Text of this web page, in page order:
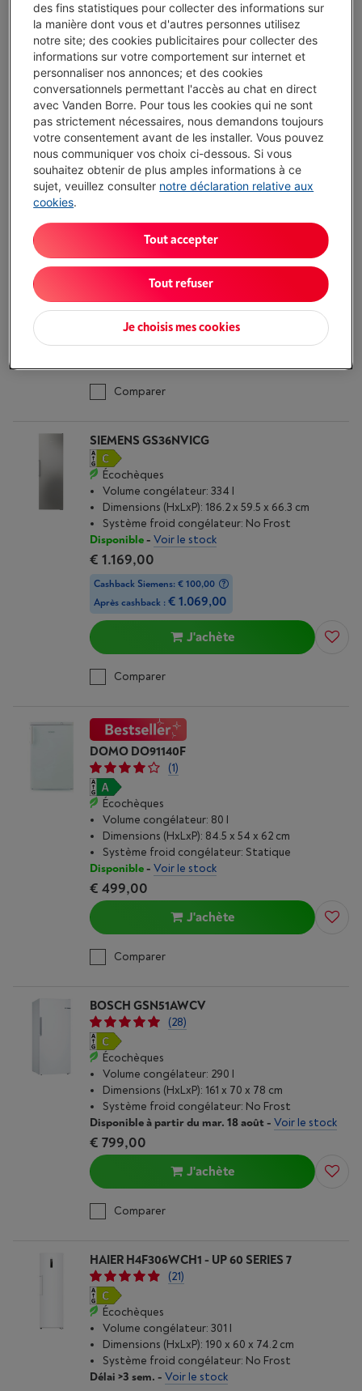
Volume congélateur: 168 l
Dimensions (HxLxP): 142.6 x 54.4 x 57.1 cm
Système froid congélateur: Statique
Disponible-Voir le stock
€ 299,00
J'achète
Comparer
Volume congélateur: 177 l
Dimensions (HxLxP): 145.7 x 54 x 57.5 cm
Système froid congélateur: No Frost
Délai >3 sem.-Voir le stock
€ 499,00
Comparer
SIEMENS GS36NVICG
Écochèques
Volume congélateur: 334 l
Dimensions (HxLxP): 186.2 x 59.5 x 66.3 cm
Système froid congélateur: No Frost
Disponible- Voir le stock
€ 1.169,00
Cashback Siemens: € 100,00
Après cashback : € 1.069,00
J'achète
Comparer
DOMO DO91140F
(1)
Écochèques
Volume congélateur: 80 l
Dimensions (HxLxP): 84.5 x 54 x 62 cm
Système froid congélateur: Statique
Disponible- Voir le stock
€ 499,00
J'achète
Comparer
BOSCH GSN51AWCV
(28)
Écochèques
Volume congélateur: 290 l
Dimensions (HxLxP): 161 x 70 x 78 cm
Système froid congélateur: No Frost
Disponible à partir du mar. 18 août- Voir le stock
€ 799,00
J'achète
Comparer
HAIER H4F306WCH1 - UP 60 SERIES 7
(21)
Écochèques
Volume congélateur: 301 l
Dimensions (HxLxP): 190 x 60 x 74.2 cm
Système froid congélateur: No Frost
Délai >3 sem. - Voir le stock
des fins statistiques pour collecter des informations sur
la manière dont vous et d'autres personnes utilisez
notre site; des cookies publicitaires pour collecter des
informations sur votre comportement sur internet et
personnaliser nos annonces; et des cookies
conversationnels permettant l'accès au chat en direct
avec Vanden Borre. Pour tous les cookies qui ne sont
pas strictement nécessaires, nous demandons toujours
votre consentement avant de les installer. Vous pouvez
nous communiquer vos choix ci-dessous. Si vous
souhaitez obtenir de plus amples informations à ce
sujet, veuillez consulter notre déclaration relative aux
cookies.
Je choisis mes cookies
Tout refuser
Tout accepter